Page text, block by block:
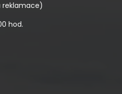
reklamace)
hod.